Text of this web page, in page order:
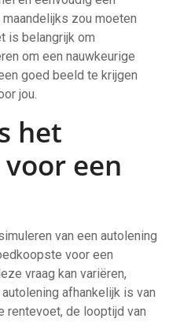
zou moeten
is belangrijk om
om een nauwkeurige
goed beeld te krijgen
jou.
het
een
van een autolening
voor een
vraag kan variëren,
afhankelijk is van
rentevoet, de looptijd van